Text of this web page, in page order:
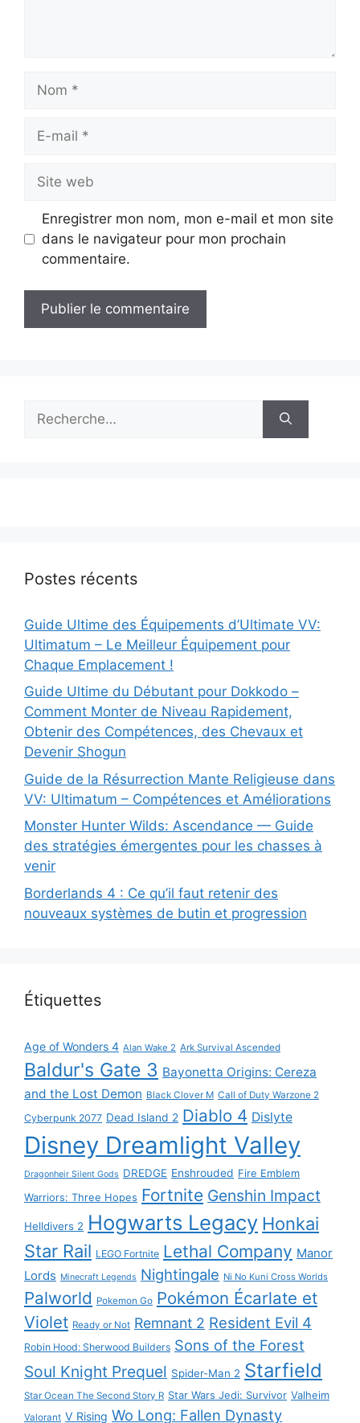
Nom
Site
web
Enregistrer mon nom, mon e-mail et mon site
dans le navigateur pour mon prochain
commentaire.
Postes récents
Guide Ultime des Équipements d’Ultimate VV:
Ultimatum – Le Meilleur Équipement pour
Chaque Emplacement !
Guide Ultime du Débutant pour Dokkodo –
Comment Monter de Niveau Rapidement,
Obtenir des Compétences, des Chevaux et
Devenir Shogun
Guide de la Résurrection Mante Religieuse dans
VV: Ultimatum – Compétences et Améliorations
Monster Hunter Wilds: Ascendance — Guide
des stratégies émergentes pour les chasses à
venir
Borderlands 4 : Ce qu’il faut retenir des
nouveaux systèmes de butin et progression
Étiquettes
Age of Wonders 4 Alan Wake 2 Ark Survival Ascended
Baldur's Gate 3 Bayonetta Origins: Cereza
and the Lost Demon Black Clover M Call of Duty Warzone 2
Cyberpunk 2077 Dead Island 2 Diablo 4 Dislyte
Disney Dreamlight Valley
Dragonheir Silent Gods DREDGE Enshrouded Fire Emblem
Warriors: Three Hopes Fortnite Genshin Impact
Helldivers 2 Hogwarts Legacy Honkai
Star Rail LEGO Fortnite Lethal Company Manor
Lords Minecraft Legends Nightingale Ni No Kuni Cross Worlds
Palworld Pokemon Go Pokémon Écarlate et
Violet Ready or Not Remnant 2 Resident Evil 4
Robin Hood: Sherwood Builders Sons of the Forest
Soul Knight Prequel Spider-Man 2 Starfield
Star Ocean The Second Story R Star Wars Jedi: Survivor Valheim
Valorant V Rising Wo Long: Fallen Dynasty